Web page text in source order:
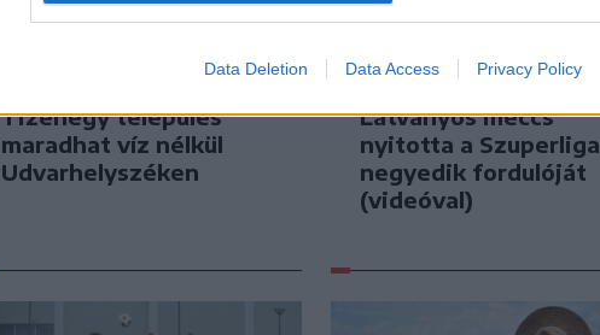
Data Deletion Data Access Privacy Policy
Tizenegy település
maradhat víz nélkül
Udvarhelyszéken
Székely Sport
Látványos meccs
nyitotta a Szuperliga
negyedik fordulóját
(videóval)